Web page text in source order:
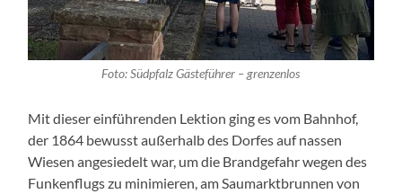
Foto: Südpfalz Gästeführer – grenzenlos
Mit dieser einführenden Lektion ging es vom Bahnhof,
der 1864 bewusst außerhalb des Dorfes auf nassen
Wiesen angesiedelt war, um die Brandgefahr wegen des
Funkenflugs zu minimieren, am Saumarktbrunnen von